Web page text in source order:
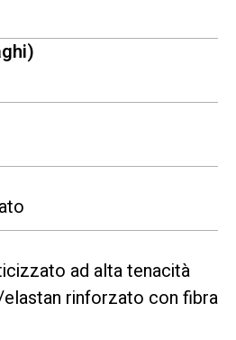
ad alta tenacità
rinforzato con fibra